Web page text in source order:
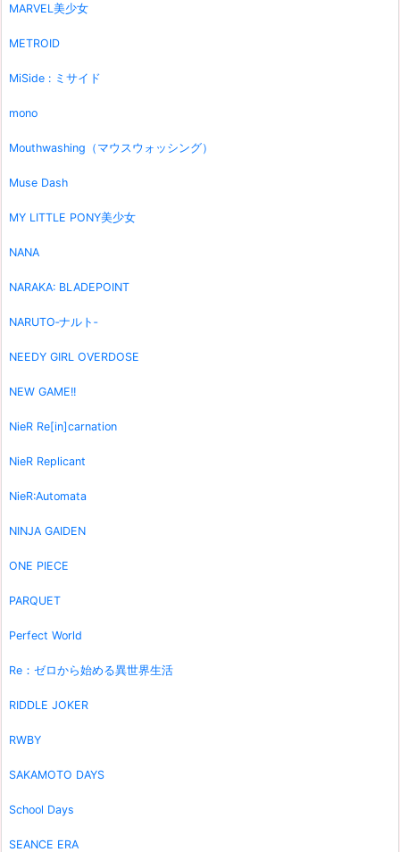
MARVEL美少女
METROID
MiSide : ミサイド
mono
Mouthwashing（マウスウォッシング）
Muse Dash
MY LITTLE PONY美少女
NANA
NARAKA: BLADEPOINT
NARUTO‐ナルト‐
NEEDY GIRL OVERDOSE
NEW GAME!!
NieR Re[in]carnation
NieR Replicant
NieR:Automata
NINJA GAIDEN
ONE PIECE
PARQUET
Perfect World
Re：ゼロから始める異世界生活
RIDDLE JOKER
RWBY
SAKAMOTO DAYS
School Days
SEANCE ERA